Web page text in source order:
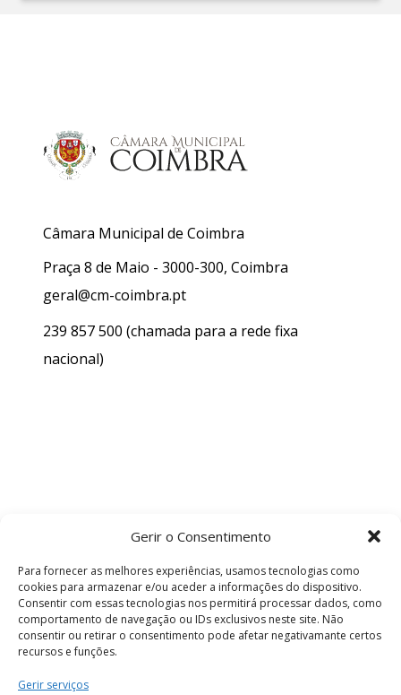
Gerir o Consentimento
Para fornecer as melhores experiências, usamos tecnologias como
cookies para armazenar e/ou aceder a informações do dispositivo.
Consentir com essas tecnologias nos permitirá processar dados, como
comportamento de navegação ou IDs exclusivos neste site. Não
consentir ou retirar o consentimento pode afetar negativamante certos
recursos e funções.
Gerir serviços
Câmara Municipal de Coimbra
Praça 8 de Maio - 3000-300, Coimbra
geral@cm-coimbra.pt
239 857 500 (chamada para a rede fixa
nacional)
Termos e Condições